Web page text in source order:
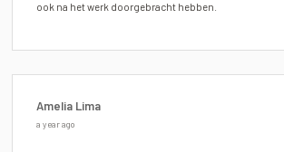
ook na het werk doorgebracht hebben.
Amelia Lima
a year ago